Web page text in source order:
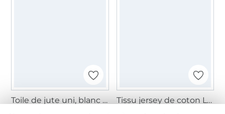
Toile de jute uni, blanc cassé Tissu jersey de coton Lapin, blanc